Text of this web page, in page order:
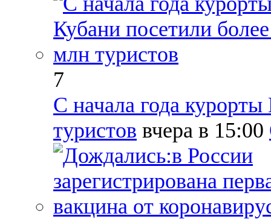
7
С начала года
туристов вчера в 15:00